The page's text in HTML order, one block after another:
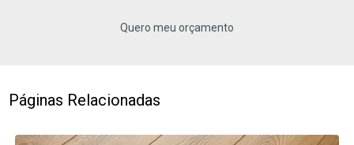
Quero meu orçamento
Páginas Relacionadas